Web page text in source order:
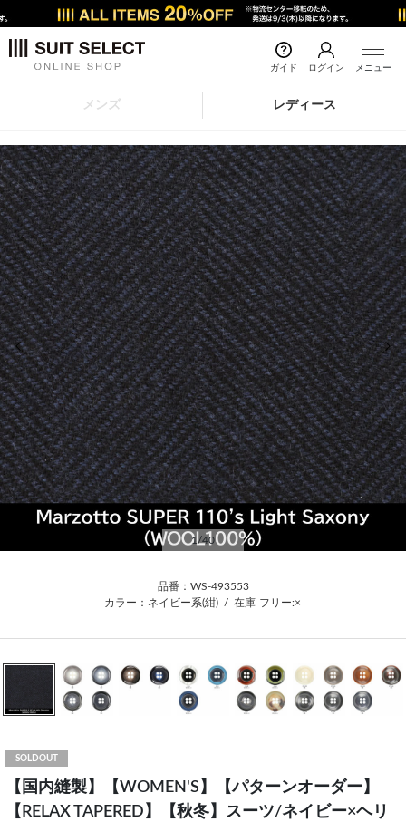
ガイド ログイン メニュー
メンズ レディース
前の画像 次
1 /40
品番：WS-493553
カラー：ネイビー系(紺)
/ 在庫 フリー:×
SOLDOUT
【国内縫製】【WOMEN'S】【パターンオーダー】
【RELAX TAPERED】【秋冬】スーツ/ネイビー×ヘリ